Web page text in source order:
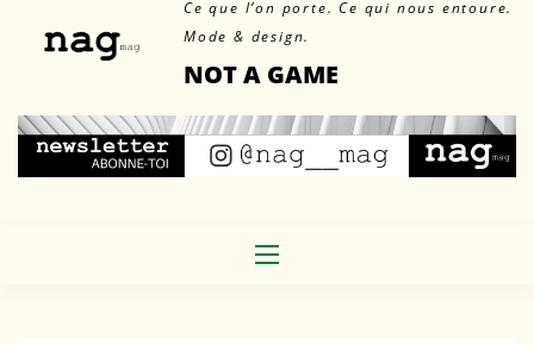
Ce que l’on porte. Ce qui nous entoure.
Mode & design.
NOT A GAME